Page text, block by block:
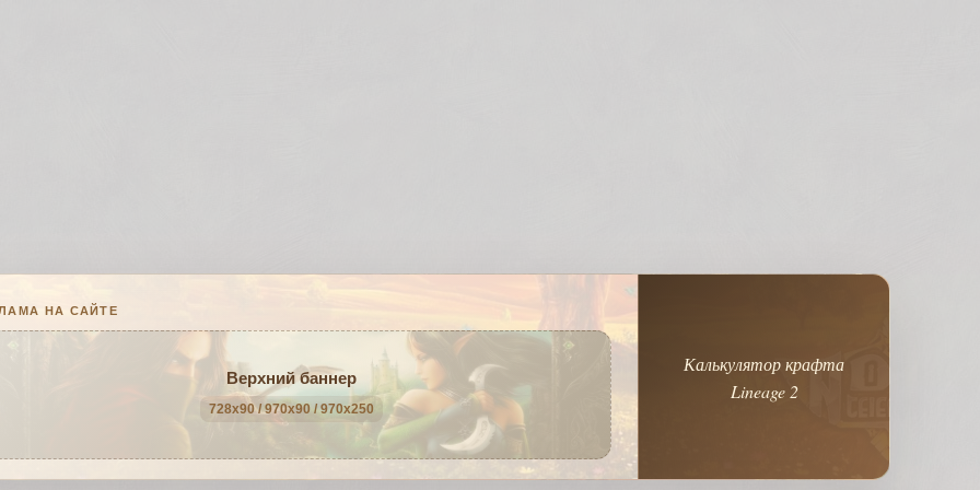
НА САЙТЕ
Верхний баннер
728x90 / 970x90 / 970x250
Калькулятор крафта
Lineage 2